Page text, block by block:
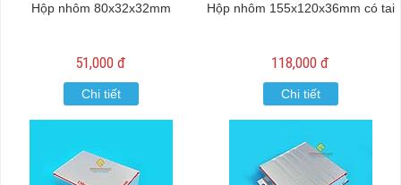
Hộp nhôm 80x32x32mm
51,000 đ
Chi tiết
Hộp nhôm 155x120x36mm có tai
118,000 đ
Chi tiết